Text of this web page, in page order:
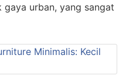
urban, yang sangat